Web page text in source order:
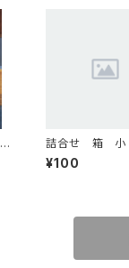
詰合せ 箱 小
¥100